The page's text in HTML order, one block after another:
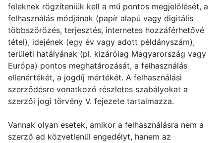
feleknek rögzíteniük kell a mű pontos megjelölését, a
felhasználás módjának (papír alapú vagy digitális
többszörözés, terjesztés, internetes hozzáférhetővé
tétel), idejének (egy év vagy adott példányszám),
területi hatályának (pl. kizárólag Magyarország vagy
Európa) pontos meghatározását, a felhasználás
ellenértékét, a jogdíj mértékét. A felhasználási
szerződésre vonatkozó részletes szabályokat a
szerzői jogi törvény V. fejezete tartalmazza.
Vannak olyan esetek, amikor a felhasználásra nem a
szerző ad közvetlenül engedélyt, hanem az